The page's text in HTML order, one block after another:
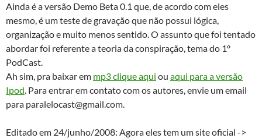
Ainda é a versão Demo Beta 0.1 que, de acordo com eles
mesmo, é um teste de gravação que não possui lógica,
organização e muito menos sentido. O assunto que foi tentado
abordar foi referente a teoria da conspiração, tema do 1º
PodCast.
Ah sim, pra baixar em mp3 clique aqui ou aqui para a versão
Ipod. Para entrar em contato com os autores, envie um email
para paralelocast@gmail.com.
Editado em 24/junho/2008: Agora eles tem um site oficial ->